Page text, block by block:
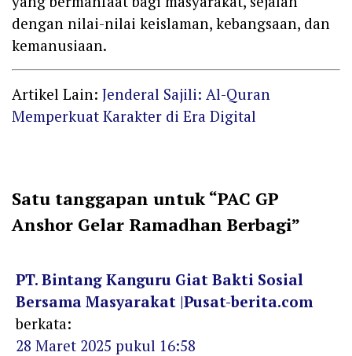
dengan nilai-nilai keislaman, kebangsaan, dan
kemanusiaan.
Artikel Lain: Jenderal Sajili: Al-Quran
Memperkuat Karakter di Era Digital
Satu tanggapan untuk “PAC GP
Anshor Gelar Ramadhan Berbagi”
PT. Bintang Kanguru Giat Bakti Sosial
Bersama Masyarakat |Pusat-berita.com
berkata:
28 Maret 2025 pukul 16:58